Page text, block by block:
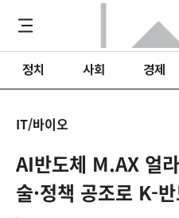
정치 사회 경제
IT/바이오
AI반도체 M.AX 얼
술·정책 공조로 K-